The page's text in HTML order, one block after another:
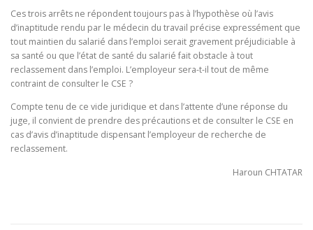
Ces trois arrêts ne répondent toujours pas à l’hypothèse où l’avis
d’inaptitude rendu par le médecin du travail précise expressément que
tout maintien du salarié dans l’emploi serait gravement préjudiciable à
sa santé ou que l’état de santé du salarié fait obstacle à tout
reclassement dans l’emploi. L’employeur sera-t-il tout de même
contraint de consulter le CSE ?
Compte tenu de ce vide juridique et dans l’attente d’une réponse du
juge, il convient de prendre des précautions et de consulter le CSE en
cas d’avis d’inaptitude dispensant l’employeur de recherche de
reclassement.
Haroun CHTATAR